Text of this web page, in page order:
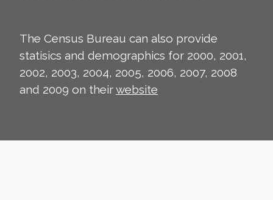
The Census Bureau can also provide
statisics and demographics for 2000, 2001,
2002, 2003, 2004, 2005, 2006, 2007, 2008
and 2009 on theirwebsite